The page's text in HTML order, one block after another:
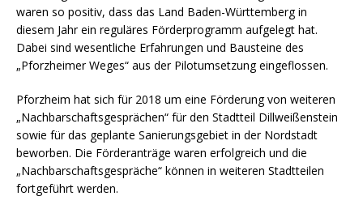
waren so positiv, dass das Land Baden-Württemberg in
diesem Jahr ein reguläres Förderprogramm aufgelegt hat.
Dabei sind wesentliche Erfahrungen und Bausteine des
„Pforzheimer Weges“ aus der Pilotumsetzung eingeflossen.
Pforzheim hat sich für 2018 um eine Förderung von weiteren
„Nachbarschaftsgesprächen“ für den Stadtteil Dillweißenstein
sowie für das geplante Sanierungsgebiet in der Nordstadt
beworben. Die Förderanträge waren erfolgreich und die
„Nachbarschaftsgespräche“ können in weiteren Stadtteilen
fortgeführt werden.